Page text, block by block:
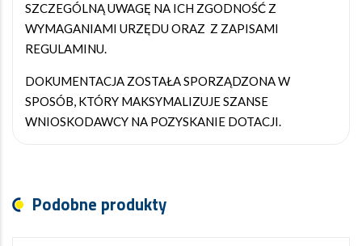
SZCZEGÓLNĄ UWAGĘ NA ICH ZGODNOŚĆ Z
WYMAGANIAMI URZĘDU ORAZ Z ZAPISAMI
REGULAMINU.
DOKUMENTACJA ZOSTAŁA SPORZĄDZONA W
SPOSÓB, KTÓRY MAKSYMALIZUJE SZANSE
WNIOSKODAWCY NA POZYSKANIE DOTACJI.
Podobne produkty